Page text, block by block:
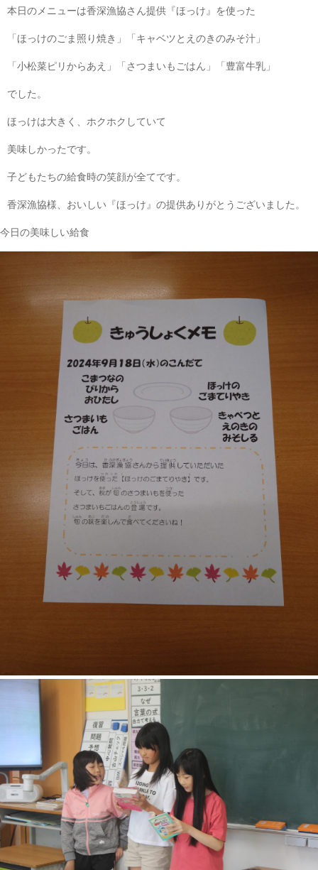
本日のメニューは香深漁協さん提供『ほっけ』を使った
「ほっけのごま照り焼き」「キャベツとえのきのみそ汁」
「小松菜ピリからあえ」「さつまいもごはん」「豊富牛乳」
でした。
ほっけは大きく、ホクホクしていて
美味しかったです。
子どもたちの給食時の笑顔が全てです。
香深漁協様、おいしい『ほっけ』の提供ありがとうございました。
今日の美味しい給食